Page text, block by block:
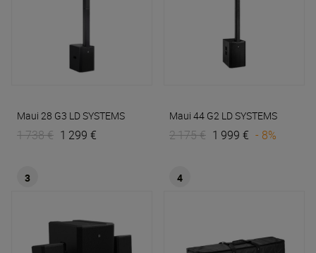
Maui 28 G3 LD SYSTEMS
1 738 € 1 299 €
Maui 44 G2 LD SYSTEMS
2 175 € 1 999 € - 8%
3 4